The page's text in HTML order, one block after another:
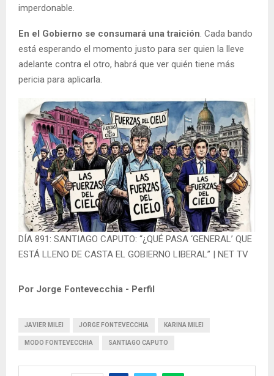
imperdonable.
En el Gobierno se consumará una traición. Cada bando
está esperando el momento justo para ser quien la lleve
adelante contra el otro, habrá que ver quién tiene más
pericia para aplicarla.
DÍA 891: SANTIAGO CAPUTO: “¿QUÉ PASA ‘GENERAL’ QUE
ESTÁ LLENO DE CASTA EL GOBIERNO LIBERAL” | NET TV
Por Jorge Fontevecchia - Perfil
JAVIER MILEI JORGE FONTEVECCHIA KARINA MILEI
MODO FONTEVECCHIA SANTIAGO CAPUTO